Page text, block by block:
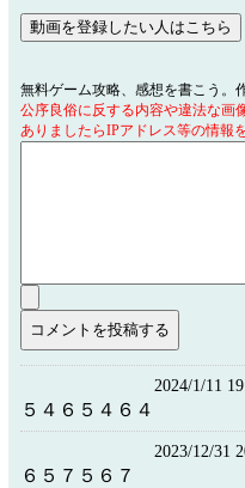
無料ゲーム攻略、感想を書こう。
公序良俗に反する内容や違法な画
ありましたらIPアドレス等の情報
2024/1/11
５４６５４６４
2023/12/31
６５７５６７